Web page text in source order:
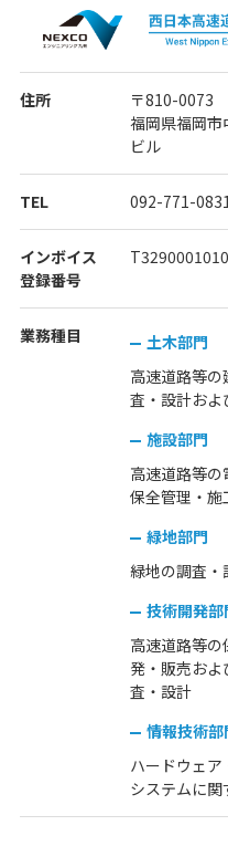
住所
〒810-0073
福岡県福岡
ビル
TEL 092-771-0831
インボイス
登録番号
業務種目
土木部門
高速道路等
査・設計およ
施設部門
高速道路等
保全管理・施
緑地部門
緑地の調査・
技術開発部
高速道路等
発・販売お
査・設計
情報技術部
ハードウェア
システムに